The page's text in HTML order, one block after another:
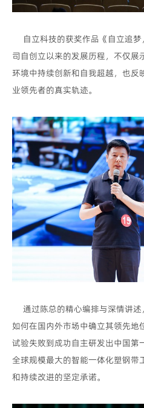
自立科技的获奖作品《自立追梦
司自创立以来的发展历程，不仅展
环境中持续创新和自我超越，也反
业领先者的真实轨迹。
通过陈总的精心编排与深情讲述
如何在国内外市场中确立其领先地
试验失败到成功自主研发出中国第
全球规模最大的智能一体化塑钢带
和持续改进的坚定承诺。